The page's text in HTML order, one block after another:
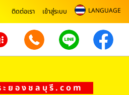
ติดต่อเรา เข้าสู่ระบบ LANGUAGE
ะยองชลบุรี.com